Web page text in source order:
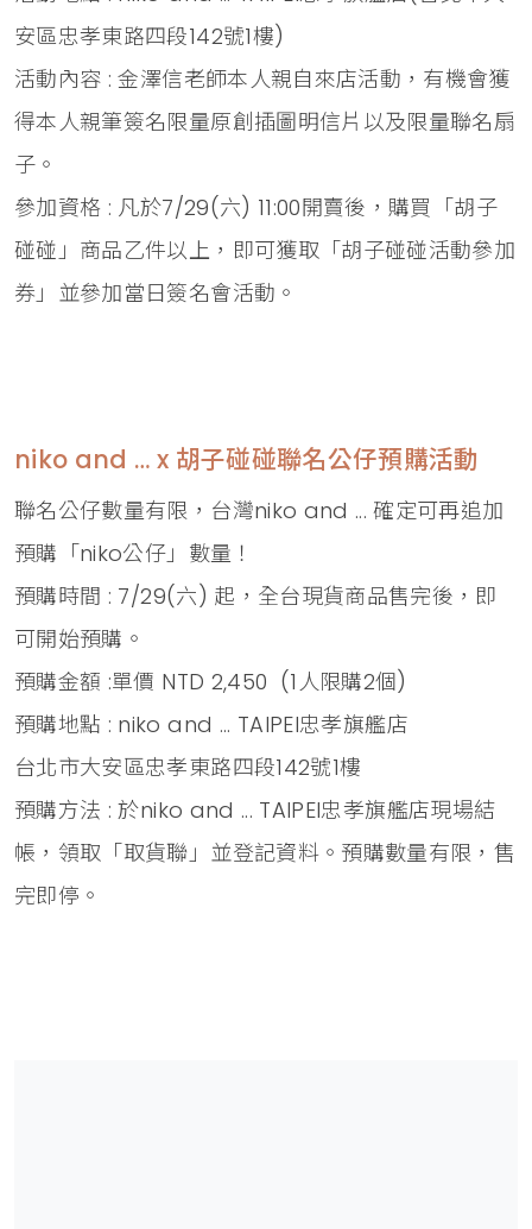
安區忠孝東路四段142號1樓)
活動內容 : 金澤信老師本人親自來店活動，有機會獲
得本人親筆簽名限量原創插圖明信片以及限量聯名扇
子。
參加資格 : 凡於7/29(六) 11:00開賣後，購買「胡子
碰碰」商品乙件以上，即可獲取「胡子碰碰活動參加
券」並參加當日簽名會活動。
niko and … x 胡子碰碰聯名公仔預購活動
聯名公仔數量有限，台灣niko and ... 確定可再追加
預購「niko公仔」數量！
預購時間 : 7/29(六) 起，全台現貨商品售完後，即
可開始預購。
預購金額 :單價 NTD 2,450 (1人限購2個)
預購地點 : niko and ... TAIPEI忠孝旗艦店
台北市大安區忠孝東路四段142號1樓
預購方法 : 於niko and ... TAIPEI忠孝旗艦店現場結
帳，領取「取貨聯」並登記資料。預購數量有限，售
完即停。